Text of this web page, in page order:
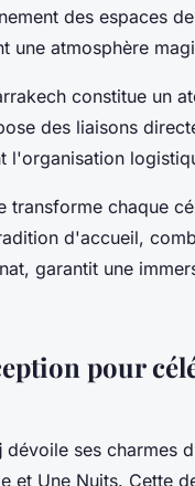
des espaces
une atmosphère
constitue un
des liaisons
l'organisation
transforme chaque
d'accueil,
garantit une
pour
dévoile ses charmes
et Une Nuits. Cette